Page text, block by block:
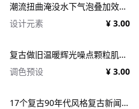
潮流扭曲淹没水下气泡叠加效果照片人像修图PS特效滤镜插件样机 Deluge Underwater Photo Effect
设计元素
¥ 3.00
复古做旧温暖辉光噪点颗粒肌理人像图像修图PS特效滤镜插件样机模板+LUT调色预设 EFCO LOOKS: VERSION 1.0
调色预设
¥ 3.00
17个复古90年代风格复古新闻纸纹理广告PSD模板 1950s Style Retro Ad Templates